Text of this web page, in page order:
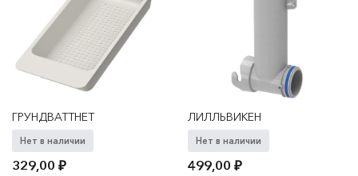
ГРУНДВАТТНЕТ
Нет в наличии
329,00₽
ЛИЛЛЬВИКЕН
Нет в наличии
499,00₽